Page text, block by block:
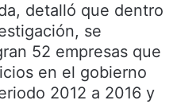
detalló que dentro
se
52 empresas que
en el gobierno
2012 a 2016 y